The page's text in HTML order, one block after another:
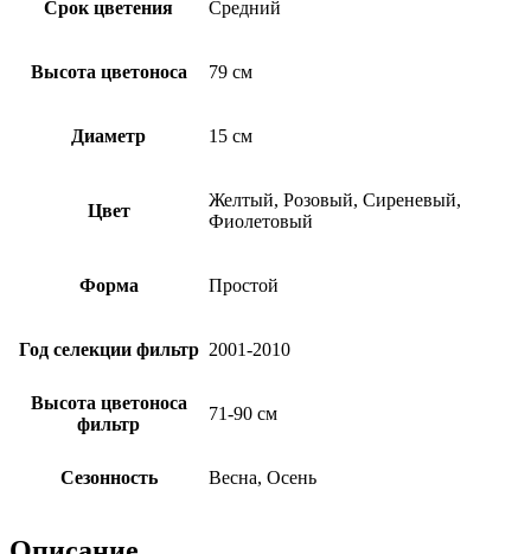
Срок цветения Средний
Высота цветоноса 79 см
Диаметр 15 см
Цвет
Желтый, Розовый, Сиреневый,
Фиолетовый
Форма Простой
Год селекции фильтр 2001-2010
Высота цветоноса
фильтр
71-90 см
Сезонность Весна, Осень